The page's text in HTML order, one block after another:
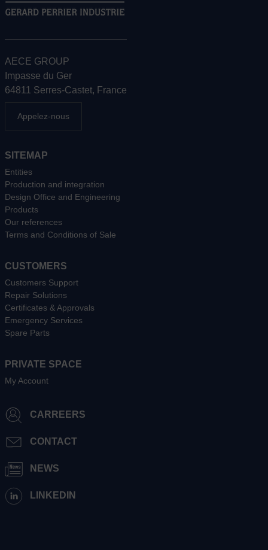
AECE GROUP
Impasse du Ger
64811 Serres-Castet, France
Appelez-nous
SITEMAP
Entities
Production and integration
Design Office and Engineering
Products
Our references
Terms and Conditions of Sale
CUSTOMERS
Customers Support
Repair Solutions
Certificates & Approvals
Emergency Services
Spare Parts
PRIVATE SPACE
My Account
CARREERS
CONTACT
NEWS
LINKEDIN